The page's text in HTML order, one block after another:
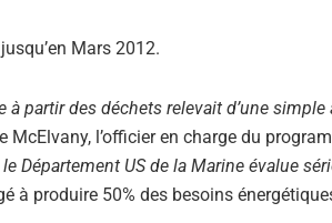
Mars 2012.
à partir des déchets relevait d’une
l’officier en charge du
Département US de la Marine évalue
à produire 50% des besoins